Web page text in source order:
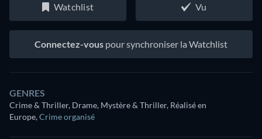
Watchlist Vu
Connectez-vous pour synchroniser la Watchlist
GENRES
Crime & Thriller, Drame, Mystère & Thriller, Réalisé en
Europe,Crime organisé